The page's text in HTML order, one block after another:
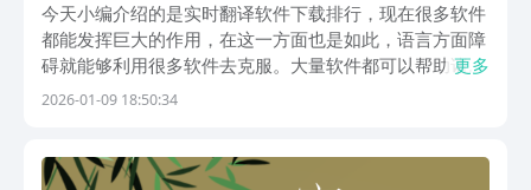
今天小编介绍的是实时翻译软件下载排行，现在很多软件
都能发挥巨大的作用，在这一方面也是如此，语言方面障
碍就能够利用很多软件去克服。大量软件都可以帮助诸位
快速进行翻译沟通，这样即使在异国他乡也不用担心各种
言...
更多
2026-01-09 18:50:34